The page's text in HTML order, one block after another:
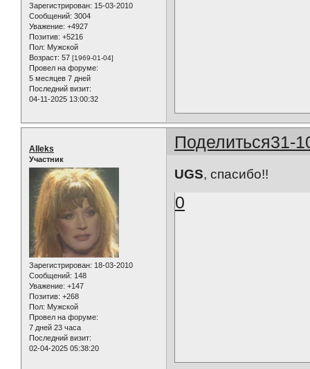
Зарегистрирован: 15-03-2010
Сообщений: 3004
Уважение: +4927
Позитив: +5216
Пол: Мужской
Возраст: 57 [1969-01-04]
Провел на форуме:
5 месяцев 7 дней
Последний визит:
04-11-2025 13:00:32
Поделиться31-
Alleks
Участник
Зарегистрирован: 18-03-2010
Сообщений: 148
Уважение: +147
Позитив: +268
Пол: Мужской
Провел на форуме:
7 дней 23 часа
Последний визит:
02-04-2025 05:38:20
UGS, спасибо!!
0